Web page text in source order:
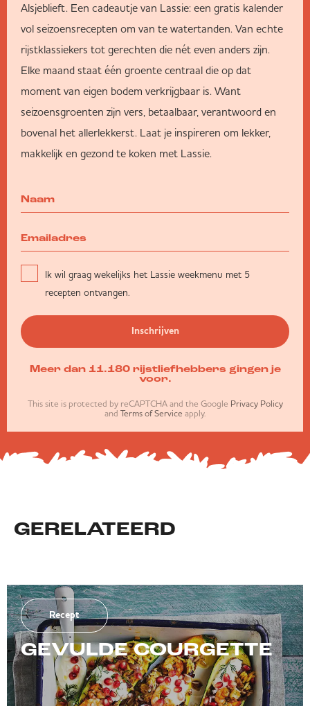
Alsjeblieft. Een cadeautje van Lassie: een gratis kalender
vol seizoensrecepten om van te watertanden. Van echte
rijstklassiekers tot gerechten die nét even anders zijn.
Elke maand staat één groente centraal die op dat
moment van eigen bodem verkrijgbaar is. Want
seizoensgroenten zijn vers, betaalbaar, verantwoord en
bovenal het allerlekkerst. Laat je inspireren om lekker,
makkelijk en gezond te koken met Lassie.
Ik wil graag wekelijks het Lassie weekmenu met 5
recepten ontvangen.
Inschrijven
Meer dan 11.180 rijstliefhebbers gingen je
voor.
This site is protected by reCAPTCHA and the Google Privacy Policy
and Terms of Service apply.
GERELATEERD
Recept
GEVULDE COURGETTE